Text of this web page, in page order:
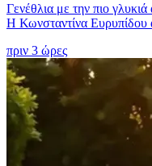
Γενέθλια με την πιο
Η Κωνσταντίνα Ευρυπίδου
πριν 3 ώρες